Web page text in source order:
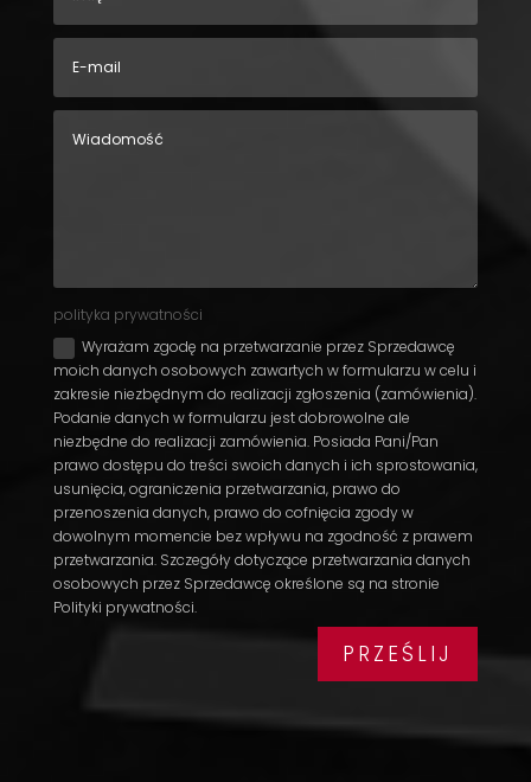
polityka prywatności
Wyrażam zgodę na przetwarzanie przez Sprzedawcę
moich danych osobowych zawartych w formularzu w celu i
zakresie niezbędnym do realizacji zgłoszenia (zamówienia).
Podanie danych w formularzu jest dobrowolne ale
niezbędne do realizacji zamówienia. Posiada Pani/Pan
prawo dostępu do treści swoich danych i ich sprostowania,
usunięcia, ograniczenia przetwarzania, prawo do
przenoszenia danych, prawo do cofnięcia zgody w
dowolnym momencie bez wpływu na zgodność z prawem
przetwarzania. Szczegóły dotyczące przetwarzania danych
osobowych przez Sprzedawcę określone są na stronie
Polityki prywatności.
PRZEŚLIJ